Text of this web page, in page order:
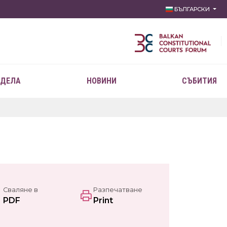
БЪЛГАРСКИ
НОВИНИ СЪБИТИЯ
Сваляне в
PDF
Разпечатване
Print